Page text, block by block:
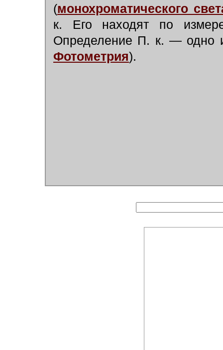
(монохроматического
к. Его находят по
Определение П. к. — одно
Фотометрия).